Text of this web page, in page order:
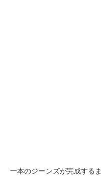
一本のジーンズが完成する